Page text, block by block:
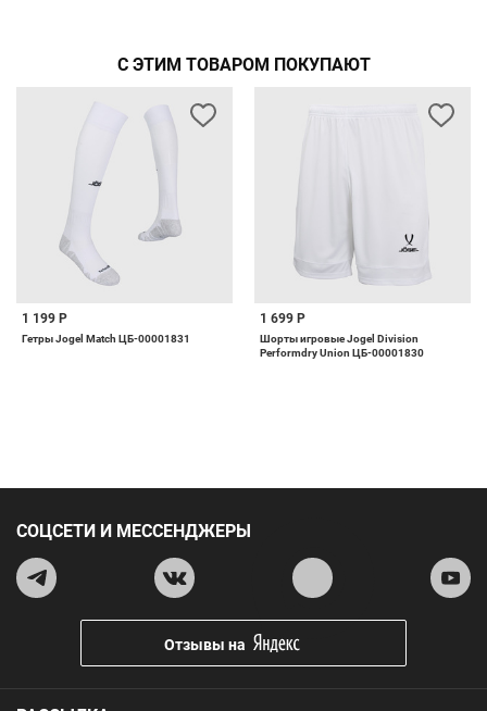
С ЭТИМ ТОВАРОМ ПОКУПАЮТ
1 199 Р
Гетры Jogel Match ЦБ-00001831
1 699 Р
Шорты игровые Jogel Division
Performdry Union ЦБ-00001830
СОЦСЕТИ И МЕССЕНДЖЕРЫ
Отзывы на